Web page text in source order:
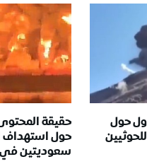
حول حقيقة
حول استهداف
سعوديتين في